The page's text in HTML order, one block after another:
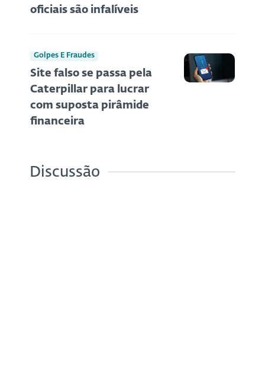
oficiais são infalíveis
Golpes E Fraudes
Site falso se passa pela
Caterpillar para lucrar
com suposta pirâmide
financeira
Discussão